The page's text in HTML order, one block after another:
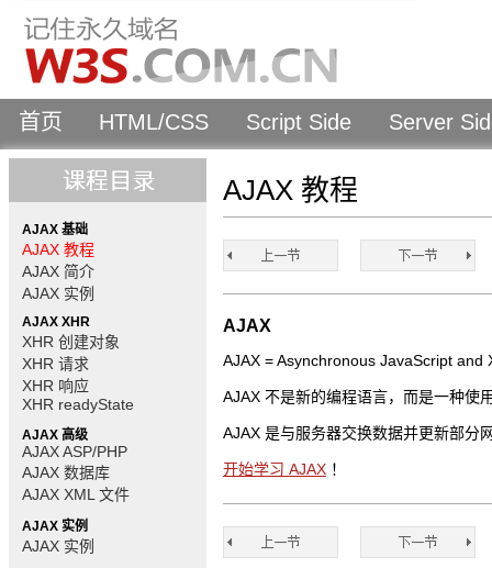
首页 HTML/CSS Script Side Server
AJAX 基础
AJAX 教程
AJAX 简介
AJAX 实例
AJAX XHR
XHR 创建对象
XHR 请求
XHR 响应
XHR readyState
AJAX 高级
AJAX ASP/PHP
AJAX 数据库
AJAX XML 文件
AJAX 实例
AJAX 实例
AJAX 教程
AJAX
AJAX = Asynchronous JavaScript
AJAX 不是新的编程语言，而是一种使
AJAX 是与服务器交换数据并更新部分
开始学习 AJAX ！